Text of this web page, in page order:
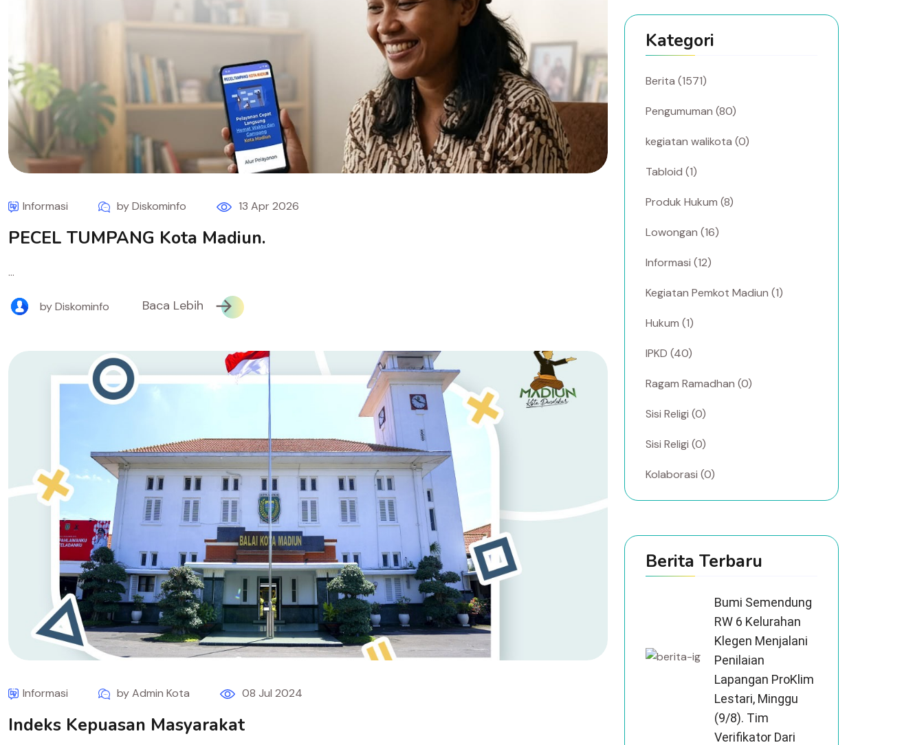
Informasi by Diskominfo 13 Apr 2026
PECEL TUMPANG Kota Madiun.
...
by Diskominfo Baca Lebih
Informasi by Admin Kota 08 Jul 2024
Indeks Kepuasan Masyarakat
Kategori
Berita (1571)
Pengumuman (80)
kegiatan walikota (0)
Tabloid (1)
Produk Hukum (8)
Lowongan (16)
Informasi (12)
Kegiatan Pemkot Madiun (1)
Hukum (1)
IPKD (40)
Ragam Ramadhan (0)
Sisi Religi (0)
Sisi Religi (0)
Kolaborasi (0)
Berita Terbaru
Bumi Semendung
RW 6 Kelurahan
Klegen Menjalani
Penilaian
Lapangan ProKlim
Lestari, Minggu
(9/8). Tim
Verifikator Dari